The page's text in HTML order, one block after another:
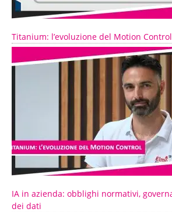
Titanium: l’evoluzione del Motion Control
IA in azienda: obblighi normativi,
dei dati